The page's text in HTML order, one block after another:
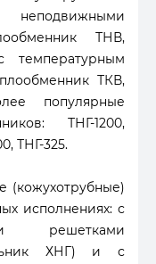
ТНВ,
ТКВ,
популярные
ТНГ-1200,
ТНГ-325.
(кожухотрубные)
исполнениях: с
решетками
ХНГ) и с